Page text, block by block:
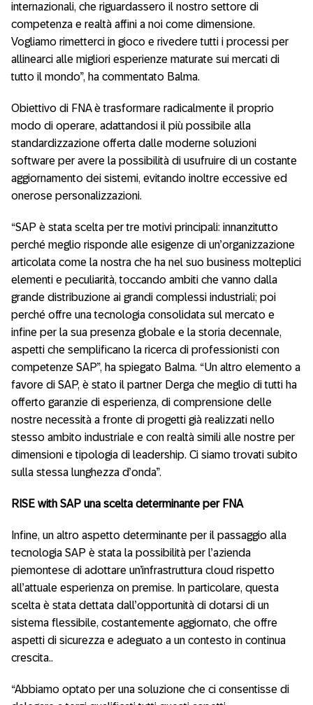
internazionali, che riguardassero il nostro settore di
competenza e realtà affini a noi come dimensione.
Vogliamo rimetterci in gioco e rivedere tutti i processi per
allinearci alle migliori esperienze maturate sui mercati di
tutto il mondo”, ha commentato Balma.
Obiettivo di FNA è trasformare radicalmente il proprio
modo di operare, adattandosi il più possibile alla
standardizzazione offerta dalle moderne soluzioni
software per avere la possibilità di usufruire di un costante
aggiornamento dei sistemi, evitando inoltre eccessive ed
onerose personalizzazioni.
“SAP è stata scelta per tre motivi principali: innanzitutto
perché meglio risponde alle esigenze di un’organizzazione
articolata come la nostra che ha nel suo business molteplici
elementi e peculiarità, toccando ambiti che vanno dalla
grande distribuzione ai grandi complessi industriali; poi
perché offre una tecnologia consolidata sul mercato e
infine per la sua presenza globale e la storia decennale,
aspetti che semplificano la ricerca di professionisti con
competenze SAP”, ha spiegato Balma. “Un altro elemento a
favore di SAP, è stato il partner Derga che meglio di tutti ha
offerto garanzie di esperienza, di comprensione delle
nostre necessità a fronte di progetti già realizzati nello
stesso ambito industriale e con realtà simili alle nostre per
dimensioni e tipologia di leadership. Ci siamo trovati subito
sulla stessa lunghezza d’onda”.
RISE with SAP una scelta determinante per FNA
Infine, un altro aspetto determinante per il passaggio alla
tecnologia SAP è stata la possibilità per l’azienda
piemontese di adottare un’infrastruttura cloud rispetto
all’attuale esperienza on premise. In particolare, questa
scelta è stata dettata dall’opportunità di dotarsi di un
sistema flessibile, costantemente aggiornato, che offre
aspetti di sicurezza e adeguato a un contesto in continua
crescita..
“Abbiamo optato per una soluzione che ci consentisse di